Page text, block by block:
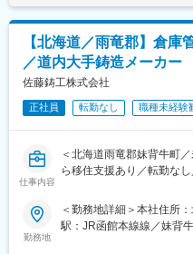
■配属先について
入社後はジョブローテー
を行います。あなたの強み
■佐藤鋳工の魅力
・経験と実績に応じた研
・新卒・他業種からの転
リアの先輩たちがそれぞ
・70年以上の長い歴史を
ど培った技術力と実績は
【北海道／雨竜郡】倉
／道内大手鋳造メーカー
佐藤鋳工株式会社
正社員 転勤なし 職種未経験
仕事内容
＜北海道雨竜郡妹背牛町
ら移住支援あり／転勤な
■業務内容
勤務地
＜勤務地詳細＞本社住所
駅：JR函館本線線／妹背